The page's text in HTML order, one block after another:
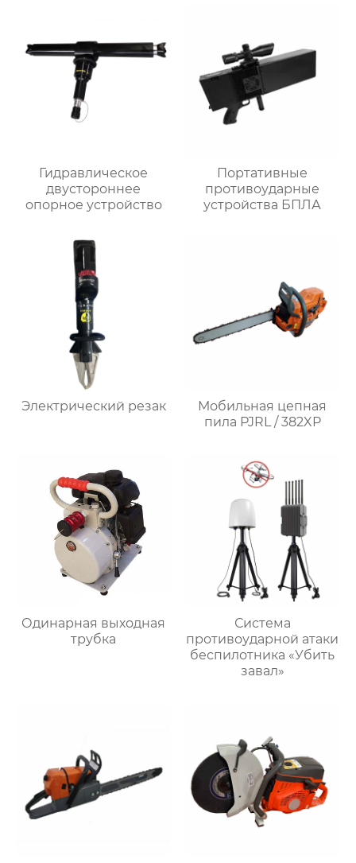
Гидравлическое
двустороннее
опорное устройство
Портативные
противоударные
устройства БПЛА
Электрический резак
Мобильная цепная
пила PJRL / 382XP
Одинарная выходная
трубка
Система
противоударной атаки
беспилотника «Убить
завал»